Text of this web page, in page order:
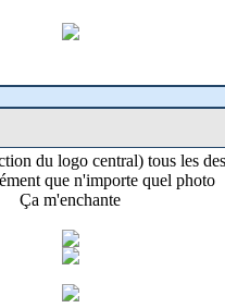
du logo central) tous les
que n'importe quel photo
Ça m'enchante